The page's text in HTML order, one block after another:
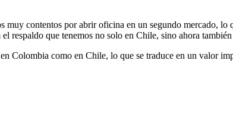
contentos por abrir oficina en un segundo mercado, lo
respaldo que tenemos no solo en Chile, sino ahora
Colombia como en Chile, lo que se traduce en un valor